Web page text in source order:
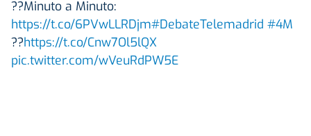
??Minuto a Minuto:
https://t.co/6PVwLLRDjm#DebateTelemadrid #4M
??https://t.co/Cnw7Ol5lQX
pic.twitter.com/wVeuRdPW5E